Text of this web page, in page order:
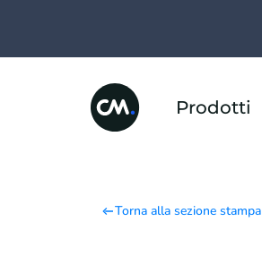
Prodotti
Torna alla sezione stampa